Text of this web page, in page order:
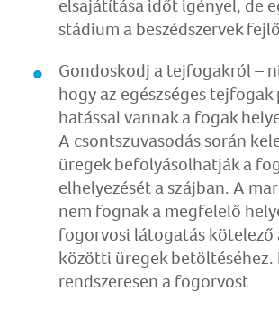
elsajátítása időt igényel, de
stádium a beszédszervek
Gondoskodj a tejfogakról –
hogy az egészséges
hatással vannak a fogak
A csontszuvasodás során
üregek befolyásolhatják a
elhelyezését a szájban. A
nem fognak a megfelelő
fogorvosi látogatás kötelező
közötti üregek betöltéséhez.
rendszeresen a fogorvost